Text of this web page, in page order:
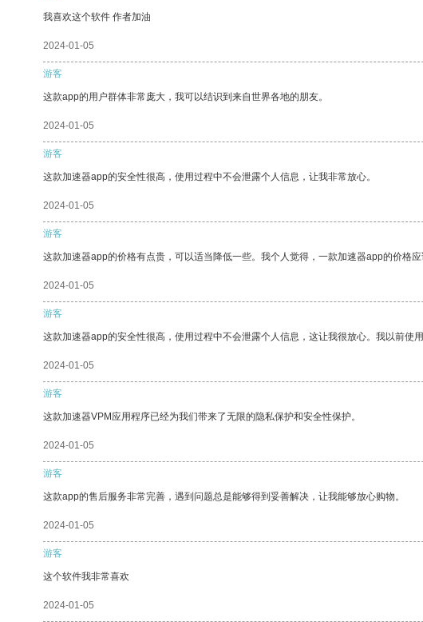
我喜欢这个软件 作者加油
2024-01-05
游客
这款app的用户群体非常庞大，我可以结识到来自世界各地的朋友。
2024-01-05
游客
这款加速器app的安全性很高，使用过程中不会泄露个人信息，让我非常放心。
2024-01-05
游客
这款加速器app的价格有点贵，可以适当降低一些。我个人觉得，一款加速器app的价格应
2024-01-05
游客
这款加速器app的安全性很高，使用过程中不会泄露个人信息，这让我很放心。我以前使
2024-01-05
游客
这款加速器VPM应用程序已经为我们带来了无限的隐私保护和安全性保护。
2024-01-05
游客
这款app的售后服务非常完善，遇到问题总是能够得到妥善解决，让我能够放心购物。
2024-01-05
游客
这个软件我非常喜欢
2024-01-05